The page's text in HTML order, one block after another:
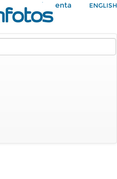
Mi Cuenta ENGLISH